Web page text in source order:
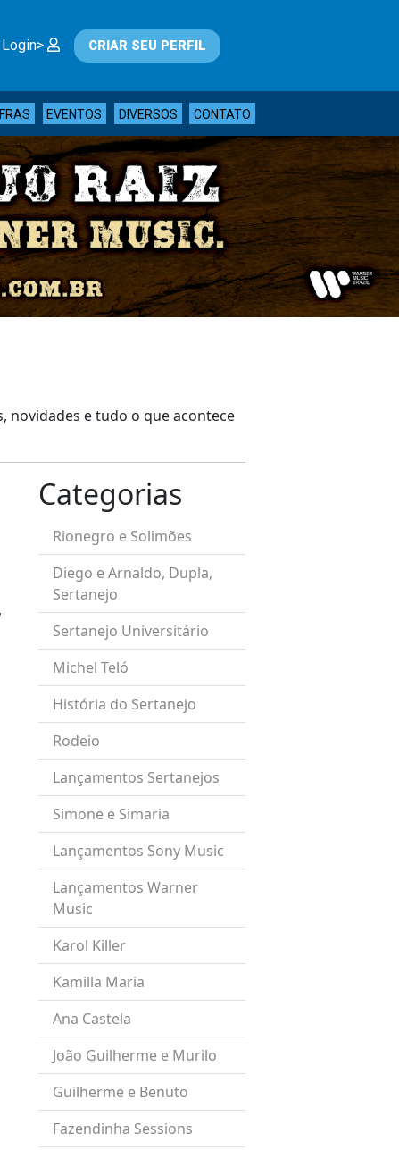
CRIAR SEU PERFIL
EVENTOS DIVERSOS CONTATO
novidades e tudo o que acontece
Categorias
Rionegro e Solimões
Diego e Arnaldo, Dupla,
Sertanejo
Sertanejo Universitário
Michel Teló
História do Sertanejo
Rodeio
Lançamentos Sertanejos
Simone e Simaria
Lançamentos Sony Music
Lançamentos Warner
Music
Karol Killer
Kamilla Maria
Ana Castela
João Guilherme e Murilo
Guilherme e Benuto
Fazendinha Sessions